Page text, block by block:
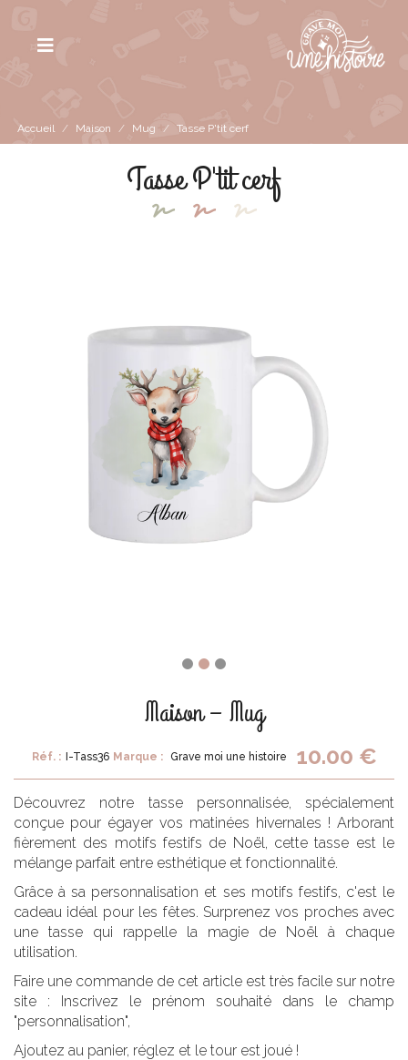
Accueil / Maison / Mug / Tasse P'tit cerf
Tasse P'tit cerf
Maison – Mug
Réf. : I-Tass36 Marque : Grave moi une histoire 10.00 €
Découvrez notre tasse personnalisée, spécialement
conçue pour égayer vos matinées hivernales ! Arborant
fièrement des motifs festifs de Noël, cette tasse est le
mélange parfait entre esthétique et fonctionnalité.
Grâce à sa personnalisation et ses motifs festifs, c'est le
cadeau idéal pour les fêtes. Surprenez vos proches avec
une tasse qui rappelle la magie de Noël à chaque
utilisation.
Faire une commande de cet article est très facile sur notre
site : Inscrivez le prénom souhaité dans le champ
"personnalisation",
Ajoutez au panier, réglez et le tour est joué !